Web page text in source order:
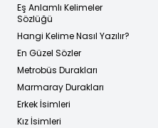
Eş Anlamlı Kelimeler
Sözlüğü
Hangi Kelime Nasıl Yazılır?
En Güzel Sözler
Metrobüs Durakları
Marmaray Durakları
Erkek İsimleri
Kız İsimleri